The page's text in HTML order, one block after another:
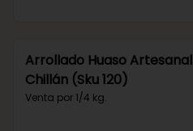
Arrollado Huaso Artesanal
Chillán (Sku 120)
Venta por 1/4 kg.